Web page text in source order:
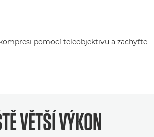
pomocí teleobjektivu a zachyťte
VĚTŠÍ VÝKON